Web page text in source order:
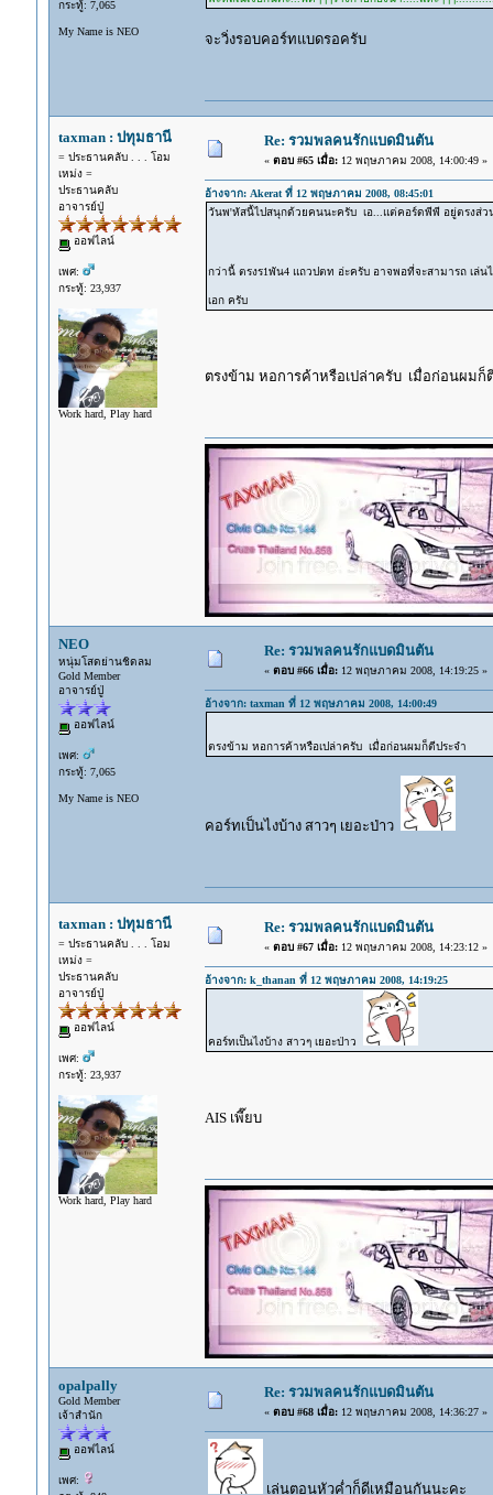
กระทู้: 7,065
My Name is NEO จะวิ่งรอบคอร์ทแบดรอครับ
taxman : ปทุมธานี
= ประธานคลับ . . . โอม
เหม่ง =
ประธานคลับ
อาจารย์ปู่
ออฟไลน์
เพศ:
กระทู้: 23,937
Work hard, Play hard
Re: รวมพลคนรักแบดมินตัน
« ตอบ #65 เมื่อ:12 พฤษภาคม 2008, 14:00:49 »
อ้างจาก: Akerat ที่ 12 พฤษภาคม 2008, 08:45:01
วันพ'หัสนี้ไปสนุกด้วยคนนะครับ เอ...แต่คอร์ดพีพี อยู่ตรงส่ว
กว่านี้ ตรงร1พัน4 แถวปตท อ่ะครับ อาจพอที่จะสามารถ เล่
เอก ครับ
ตรงข้าม หอการค้าหรือเปล่าครับ เมื่อก่อนผมก็
NEO
หนุ่มโสดย่านชิดลม
Gold Member
อาจารย์ปู่
ออฟไลน์
เพศ:
กระทู้: 7,065
My Name is NEO
Re: รวมพลคนรักแบดมินตัน
« ตอบ #66 เมื่อ:12 พฤษภาคม 2008, 14:19:25 »
อ้างจาก: taxman ที่ 12 พฤษภาคม 2008, 14:00:49
ตรงข้าม หอการค้าหรือเปล่าครับ เมื่อก่อนผมก็ตีประจำ
คอร์ทเป็นไงบ้าง สาวๆ เยอะป่าว
taxman : ปทุมธานี
= ประธานคลับ . . . โอม
เหม่ง =
ประธานคลับ
อาจารย์ปู่
ออฟไลน์
เพศ:
กระทู้: 23,937
Work hard, Play hard
Re: รวมพลคนรักแบดมินตัน
« ตอบ #67 เมื่อ:12 พฤษภาคม 2008, 14:23:12 »
อ้างจาก: k_thanan ที่ 12 พฤษภาคม 2008, 14:19:25
คอร์ทเป็นไงบ้าง สาวๆ เยอะป่าว
AIS เพี๊ยบ
opalpally
Gold Member
เจ้าสำนัก
ออฟไลน์
เพศ:
Re: รวมพลคนรักแบดมินตัน
« ตอบ #68 เมื่อ:12 พฤษภาคม 2008, 14:36:27 »
เล่นตอนหัวค่ำก็ดีเหมือนกันนะคะ